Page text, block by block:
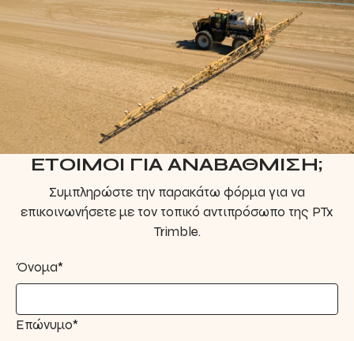
ΕΤΟΙΜΟΙ ΓΙΑ ΑΝΑΒΑΘΜΙΣΗ;
Συμπληρώστε την παρακάτω φόρμα για να
επικοινωνήσετε με τον τοπικό αντιπρόσωπο της PTx
Trimble.
Όνομα*
Επώνυμο*